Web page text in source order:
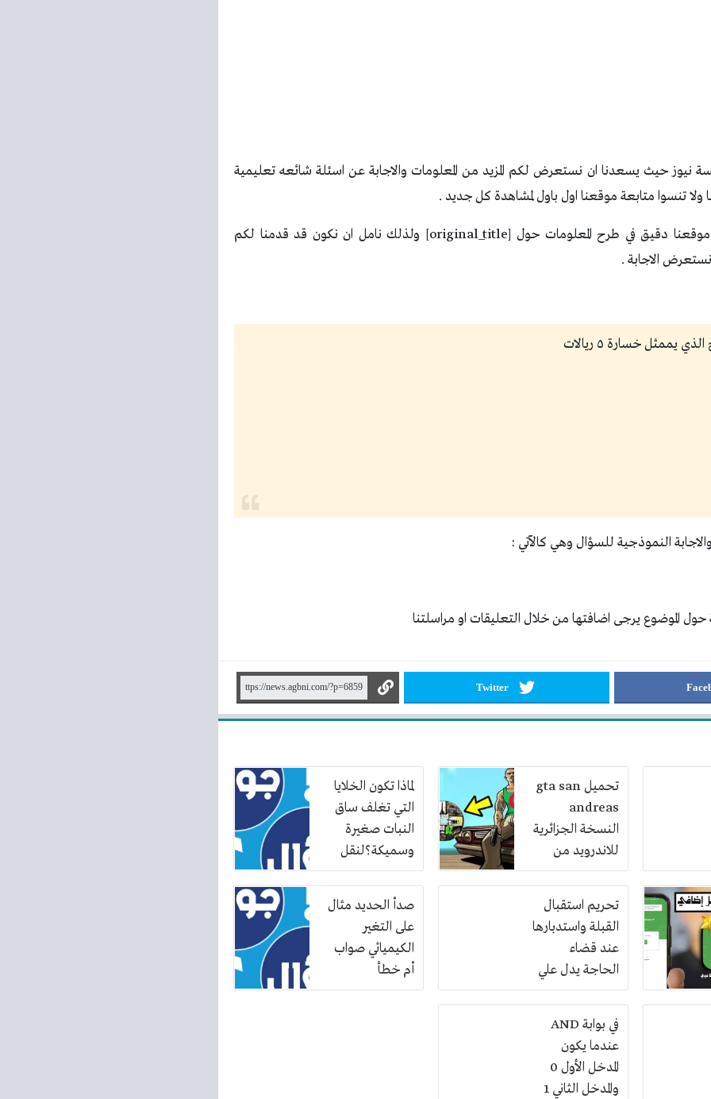
حيث يسعدنا ان نستعرض لكم المزيد من المعلومات والاجابة عن اسئلة شائعه تعليمية
تنسوا متابعة موقعنا اول باول لمشاهدة كل جديد .
نحن حريصين ان يكون موقعنا دقيق في طرح المعلومات حول [original_title] ولذلك نامل ان نكون قد قدمنا لكم
نستعرض الاجابة .
يممثل خسارة ٥ ريالات
النموذجية للسؤال وهي كالآتي :
الموضوع يرجى اضافتها من خلال التعليقات او مراسلتنا
Twitter
تحميل gta san
andreas
النسخة الجزائرية
للاندرويد من
ميديا فاير
لماذا تكون الخلايا
التي تغلف ساق
النبات صغيرة
وسميكة؟لنقل
الماء داخل النبات،
لامتصاص طاقة
الشمس،
لتخزين الغذاء
بداخلها، لزيادة
قوة الساق
تحريم استقبال
القبلة واستدبارها
عند قضاء
الحاجة يدل علي
تعظيم الكعبة
صدأ الحديد مثال
على التغير
الكيميائي صواب
أم خطأ
في بوابة AND
عندما يكون
المدخل الأول 0
والمدخل الثاني 1